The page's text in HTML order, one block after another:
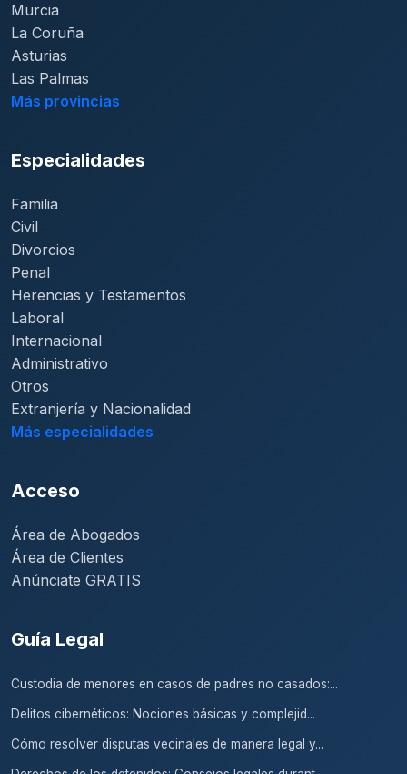
Murcia
La Coruña
Asturias
Las Palmas
Más provincias
Especialidades
Familia
Civil
Divorcios
Penal
Herencias y Testamentos
Laboral
Internacional
Administrativo
Otros
Extranjería y Nacionalidad
Más especialidades
Acceso
Área de Abogados
Área de Clientes
Anúnciate GRATIS
Guía Legal
Custodia de menores en casos de padres no casados:...
Delitos cibernéticos: Nociones básicas y complejid...
Cómo resolver disputas vecinales de manera legal y...